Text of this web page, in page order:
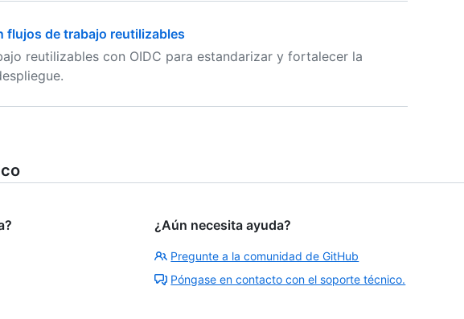
flujos de trabajo reutilizables
reutilizables con OIDC para estandarizar y fortalecer la
¿Aún necesita ayuda?
Pregunte a la comunidad de GitHub
Póngase en contacto con el soporte técnico.